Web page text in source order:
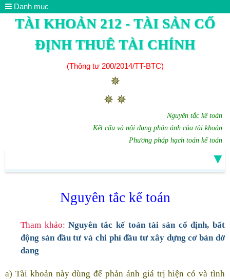
Danh mục
TÀI KHOẢN 212 - TÀI SẢN CỐ
ĐỊNH THUÊ TÀI CHÍNH
(Thông tư 200/2014/TT-BTC)
✵
✵ ✵
Nguyên tắc kế toán
Kết cấu và nội dung phản ánh của tài khoản
Phương pháp hạch toán kế toán
▼
Nguyên tắc kế toán
Tham khảo:Nguyên tắc kế toán tài sản cố định, bất
động sản đầu tư và chi phí đầu tư xây dựng cơ bản dở
dang
a) Tài khoản này dùng để phản ánh giá trị hiện có và tình